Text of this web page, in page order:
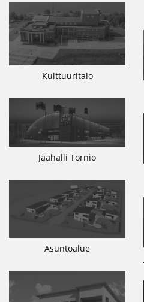
Kulttuuritalo
Jäähalli Tornio
Asuntoalue